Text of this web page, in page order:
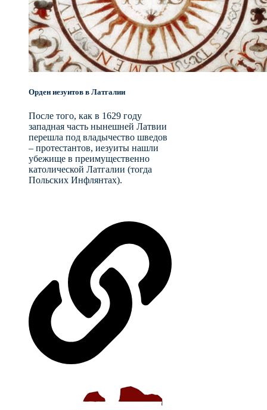
Орден иезуитов в Латгалии
После того, как в 1629 году
западная часть нынешней Латвии
перешла под владычество шведов
– протестантов, иезуиты нашли
убежище в преимущественно
католической Латгалии (тогда
Польских Инфлянтах).